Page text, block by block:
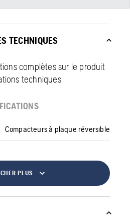
TECHNIQUES
complètes sur le produit
techniques
Compacteurs à plaque réversible
PLUS